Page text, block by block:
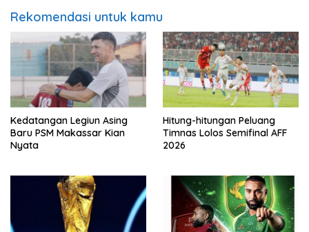
Rekomendasi untuk kamu
Kedatangan Legiun Asing
Baru PSM Makassar Kian
Nyata
Hitung-hitungan Peluang
Timnas Lolos Semifinal AFF
2026